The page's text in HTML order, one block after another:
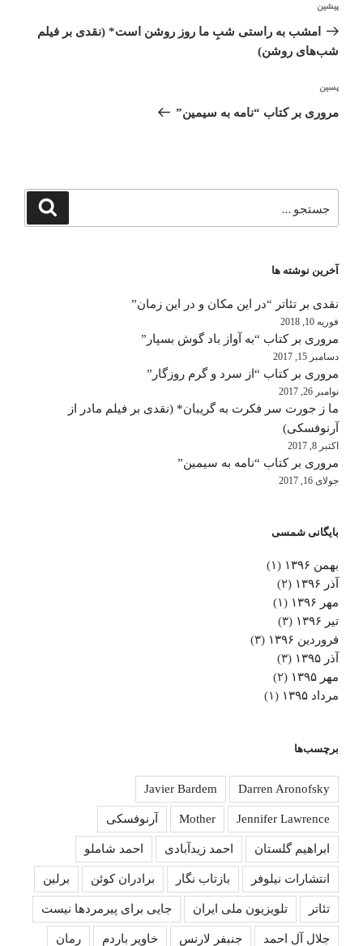
نوشته
قبلی
پیشین
امشب به راستی شبِ ما روز روشن است* (نقدی بر فیلم
شب‌های روشن)
نوشته‌ٔ
پسین
مروری بر کتاب “نامه به سیمین”
برای
جستجو
آخرین نوشته ها
نقدی بر تئاتر “در این مکان و در این زمان”
فوریه 10, 2018
مروری بر کتاب “به آواز باد گوش بسپار”
دسامبر 15, 2017
مروری بر کتاب “از سرد و گرم روزگار”
نوامبر 26, 2017
ما ز جورت سر فکرت به گریبان* (نقدی بر فیلم مادر از
آرنوفسکی)
اکتبر 8, 2017
مروری بر کتاب “نامه به سیمین”
جولای 16, 2017
بایگانی شمسی
بهمن ۱۳۹۶
(۱)
آذر ۱۳۹۶
(۲)
مهر ۱۳۹۶
(۱)
تیر ۱۳۹۶
(۳)
فروردین ۱۳۹۶
(۳)
آذر ۱۳۹۵
(۳)
مهر ۱۳۹۵
(۲)
مرداد ۱۳۹۵
(۱)
برچسب‌ها
Darren Aronofsky
Javier Bardem
Jennifer Lawrence
Mother آرنوفسکی
ابراهیم گلستان احمد زیدآبادی احمد شاملو
انتشارات نیلوفر بازتاب نگار برادران کوئن برلین
تئاتر تلویزیون ملی ایران جایی برای پیرمردها نیست
جلال آل احمد جنبفر لارنس خاویر باردم رمان